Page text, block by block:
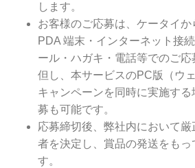
します。
お客様のご応募は、ケータイか
PDA 端末・インターネット接
ール・ハガキ・電話等でのご応
但し、本サービスのPC版（ウ
キャンペーンを同時に実施す
募も可能です。
応募締切後、弊社内において
者を決定し、賞品の発送をもっ
す。